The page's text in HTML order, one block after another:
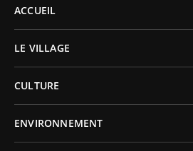
ACCUEIL
LE VILLAGE
CULTURE
ENVIRONNEMENT